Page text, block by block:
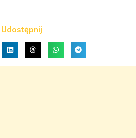
Udostępnij